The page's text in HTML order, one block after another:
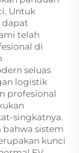
Untuk
dapat
telah
di
seluas
logistik
profesional
singkatnya.
bahwa sistem
kunci